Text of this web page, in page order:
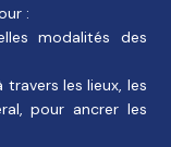
:
modalités des
les lieux, les
pour ancrer les